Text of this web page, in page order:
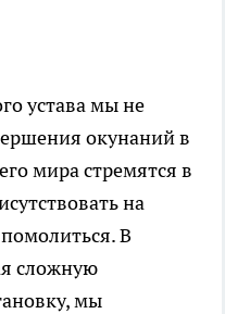
устава мы не
окунаний в
мира стремятся в
на
В
сложную
мы